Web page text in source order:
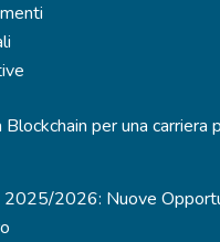
per una carriera
2025/2026: Nuove